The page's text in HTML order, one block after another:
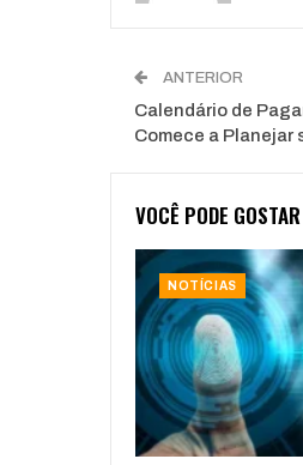
ANTERIOR
Calendário de
Comece a Planejar
VOCÊ PODE
NOTÍCIAS